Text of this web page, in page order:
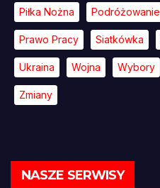
Piłka Nożna Podróżowanie
Prawo Pracy Siatkówka
Ukraina Wojna Wybory
Zmiany
NASZE SERWISY